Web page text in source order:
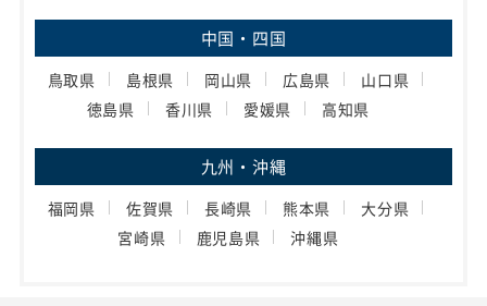
中国・四国
鳥取県 島根県 岡山県 広島県
山口県
徳島県
香川県 愛媛県 高知県
九州・沖縄
福岡県 佐賀県 長崎県 熊本県
大分県
宮崎県
鹿児島県 沖縄県